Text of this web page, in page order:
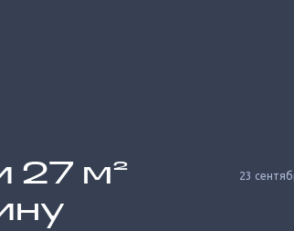
27 м²
23